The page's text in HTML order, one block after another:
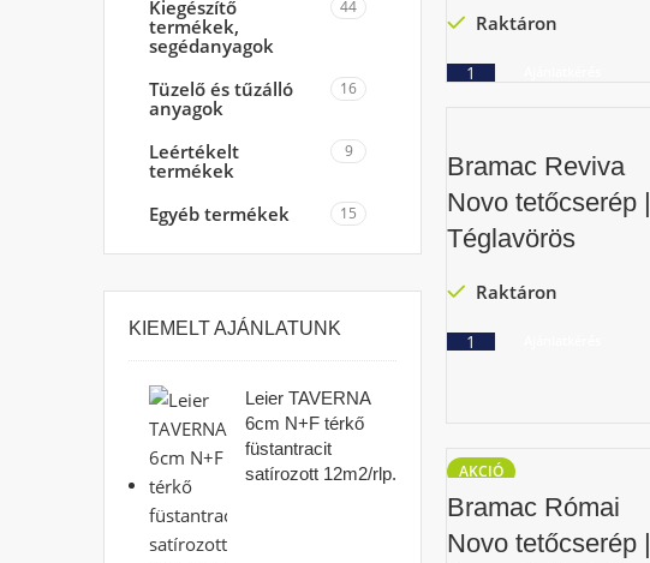
Kiegészítő
termékek,
segédanyagok
44
Tüzelő és tűzálló
anyagok
16
Leértékelt
termékek
9
Egyéb termékek 15
KIEMELT AJÁNLATUNK
Leier TAVERNA
6cm N+F térkő
füstantracit
satírozott 12m2/rlp.
Raktáron
Bramac Reviva
Novo tetőcserép |
Téglavörös
Raktáron
AKCIÓ
Bramac Római
Novo tetőcserép |